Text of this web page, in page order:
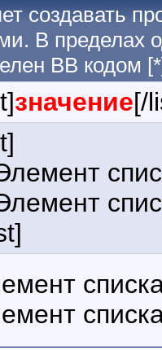
создавать
В пределах
BB кодом
значение[/